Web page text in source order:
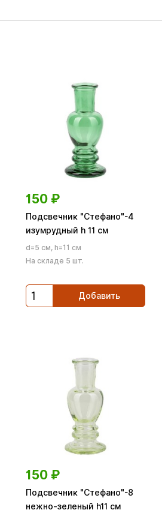
150 ₽
Подсвечник "Стефано"-4
изумрудный h 11 см
d=5 см, h=11 см
На складе 5 шт.
Добавить
150 ₽
Подсвечник "Стефано"-8
нежно-зеленый h11 см